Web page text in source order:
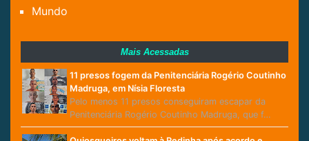
Mundo
Mais Acessadas
11 presos fogem da Penitenciária Rogério Coutinho
Madruga, em Nísia Floresta
Pelo menos 11 presos conseguiram escapar da
Penitenciária Rogério Coutinho Madruga, que f…